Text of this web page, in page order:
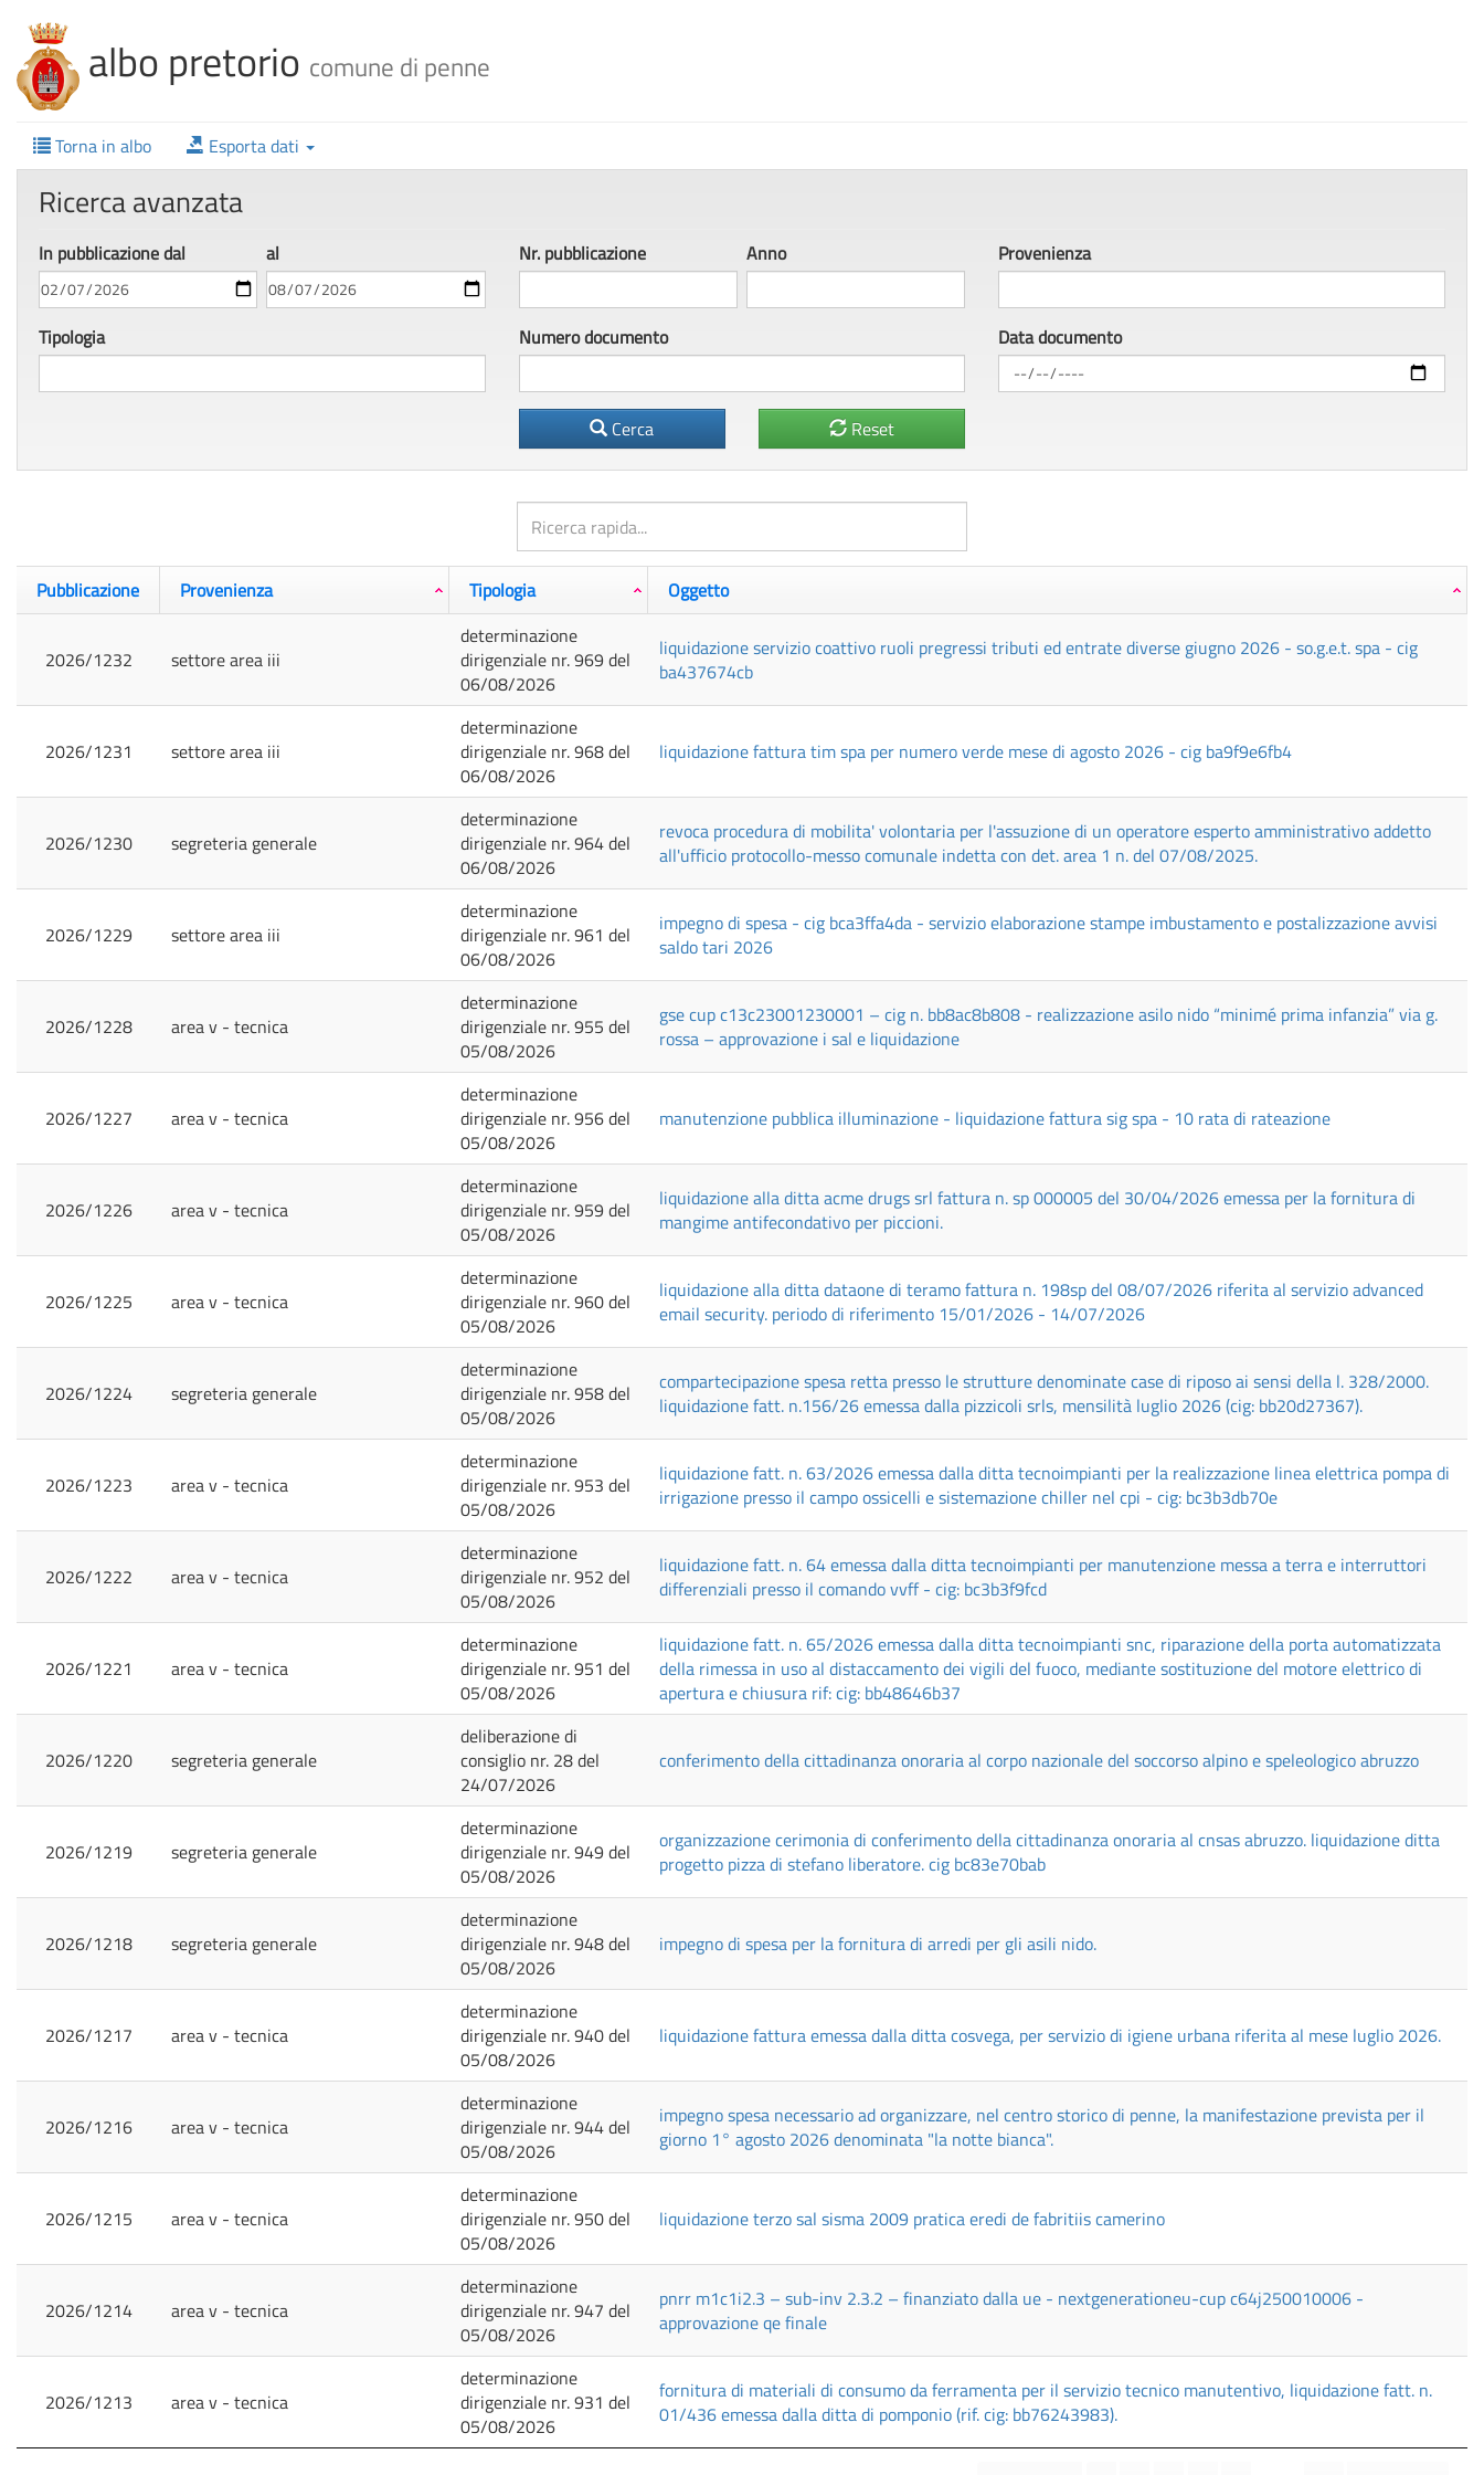
albo pretorio comune di penne
Torna in albo Esporta dati
Ricerca avanzata
In pubblicazionedal al Nr. pubblicazione Anno Provenienza
Tipologia Numero documento Data documento
Cerca Reset
Pubblicazione Provenienza Tipologia Oggetto
2026/1232 settore area iii
determinazione
dirigenziale nr. 969 del
06/08/2026
liquidazione servizio coattivo ruoli pregressi tributi ed entrate diverse giugno 2026 - so.g.e.t. spa - cig
ba437674cb
2026/1231 settore area iii
determinazione
dirigenziale nr. 968 del
06/08/2026
liquidazione fattura tim spa per numero verde mese di agosto 2026 - cig ba9f9e6fb4
2026/1230 segreteria generale
determinazione
dirigenziale nr. 964 del
06/08/2026
revoca procedura di mobilita' volontaria per l'assuzione di un operatore esperto amministrativo addetto
all'ufficio protocollo-messo comunale indetta con det. area 1 n. del 07/08/2025.
2026/1229 settore area iii
determinazione
dirigenziale nr. 961 del
06/08/2026
impegno di spesa - cig bca3ffa4da - servizio elaborazione stampe imbustamento e postalizzazione avvisi
saldo tari 2026
2026/1228 area v - tecnica
determinazione
dirigenziale nr. 955 del
05/08/2026
gse cup c13c23001230001 – cig n. bb8ac8b808 - realizzazione asilo nido “minimé prima infanzia” via g.
rossa – approvazione i sal e liquidazione
2026/1227 area v - tecnica
determinazione
dirigenziale nr. 956 del
05/08/2026
manutenzione pubblica illuminazione - liquidazione fattura sig spa - 10 rata di rateazione
2026/1226 area v - tecnica
determinazione
dirigenziale nr. 959 del
05/08/2026
liquidazione alla ditta acme drugs srl fattura n. sp 000005 del 30/04/2026 emessa per la fornitura di
mangime antifecondativo per piccioni.
2026/1225 area v - tecnica
determinazione
dirigenziale nr. 960 del
05/08/2026
liquidazione alla ditta dataone di teramo fattura n. 198sp del 08/07/2026 riferita al servizio advanced
email security. periodo di riferimento 15/01/2026 - 14/07/2026
2026/1224 segreteria generale
determinazione
dirigenziale nr. 958 del
05/08/2026
compartecipazione spesa retta presso le strutture denominate case di riposo ai sensi della l. 328/2000.
liquidazione fatt. n.156/26 emessa dalla pizzicoli srls, mensilità luglio 2026 (cig: bb20d27367).
2026/1223 area v - tecnica
determinazione
dirigenziale nr. 953 del
05/08/2026
liquidazione fatt. n. 63/2026 emessa dalla ditta tecnoimpianti per la realizzazione linea elettrica pompa di
irrigazione presso il campo ossicelli e sistemazione chiller nel cpi - cig: bc3b3db70e
2026/1222 area v - tecnica
determinazione
dirigenziale nr. 952 del
05/08/2026
liquidazione fatt. n. 64 emessa dalla ditta tecnoimpianti per manutenzione messa a terra e interruttori
differenziali presso il comando vvff - cig: bc3b3f9fcd
2026/1221 area v - tecnica
determinazione
dirigenziale nr. 951 del
05/08/2026
liquidazione fatt. n. 65/2026 emessa dalla ditta tecnoimpianti snc, riparazione della porta automatizzata
della rimessa in uso al distaccamento dei vigili del fuoco, mediante sostituzione del motore elettrico di
apertura e chiusura rif: cig: bb48646b37
2026/1220 segreteria generale
deliberazione di
consiglio nr. 28 del
24/07/2026
conferimento della cittadinanza onoraria al corpo nazionale del soccorso alpino e speleologico abruzzo
2026/1219 segreteria generale
determinazione
dirigenziale nr. 949 del
05/08/2026
organizzazione cerimonia di conferimento della cittadinanza onoraria al cnsas abruzzo. liquidazione ditta
progetto pizza di stefano liberatore. cig bc83e70bab
2026/1218 segreteria generale
determinazione
dirigenziale nr. 948 del
05/08/2026
impegno di spesa per la fornitura di arredi per gli asili nido.
2026/1217 area v - tecnica
determinazione
dirigenziale nr. 940 del
05/08/2026
liquidazione fattura emessa dalla ditta cosvega, per servizio di igiene urbana riferita al mese luglio 2026.
2026/1216 area v - tecnica
determinazione
dirigenziale nr. 944 del
05/08/2026
impegno spesa necessario ad organizzare, nel centro storico di penne, la manifestazione prevista per il
giorno 1° agosto 2026 denominata "la notte bianca".
2026/1215 area v - tecnica
determinazione
dirigenziale nr. 950 del
05/08/2026
liquidazione terzo sal sisma 2009 pratica eredi de fabritiis camerino
2026/1214 area v - tecnica
determinazione
dirigenziale nr. 947 del
05/08/2026
pnrr m1c1i2.3 – sub-inv 2.3.2 – finanziato dalla ue - nextgenerationeu-cup c64j250010006 -
approvazione qe finale
2026/1213 area v - tecnica
determinazione
dirigenziale nr. 931 del
05/08/2026
fornitura di materiali di consumo da ferramenta per il servizio tecnico manutentivo, liquidazione fatt. n.
01/436 emessa dalla ditta di pomponio (rif. cig: bb76243983).